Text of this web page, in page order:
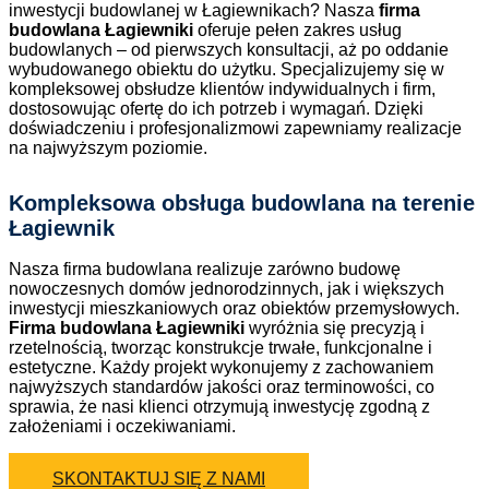
inwestycji budowlanej w Łagiewnikach? Nasza firma
budowlana Łagiewniki oferuje pełen zakres usług
budowlanych – od pierwszych konsultacji, aż po oddanie
wybudowanego obiektu do użytku. Specjalizujemy się w
kompleksowej obsłudze klientów indywidualnych i firm,
dostosowując ofertę do ich potrzeb i wymagań. Dzięki
doświadczeniu i profesjonalizmowi zapewniamy realizacje
na najwyższym poziomie.
Kompleksowa obsługa budowlana na terenie
Łagiewnik
Nasza firma budowlana realizuje zarówno budowę
nowoczesnych domów jednorodzinnych, jak i większych
inwestycji mieszkaniowych oraz obiektów przemysłowych.
Firma budowlana Łagiewniki wyróżnia się precyzją i
rzetelnością, tworząc konstrukcje trwałe, funkcjonalne i
estetyczne. Każdy projekt wykonujemy z zachowaniem
najwyższych standardów jakości oraz terminowości, co
sprawia, że nasi klienci otrzymują inwestycję zgodną z
założeniami i oczekiwaniami.
SKONTAKTUJ SIĘ Z NAMI